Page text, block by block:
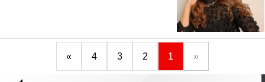
«
1
2
3
4
»